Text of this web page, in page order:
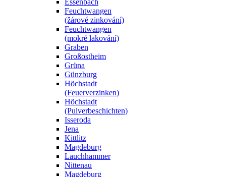
Feuchtwangen
(žárové zinkování)
Feuchtwangen
(mokré lakování)
Graben
Großostheim
Grüna
Günzburg
Höchstadt
(Feuerverzinken)
Höchstadt
(Pulverbeschichten)
Isseroda
Jena
Kittlitz
Magdeburg
Lauchhammer
Nittenau
Magdeburg